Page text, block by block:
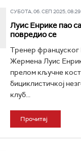
СУБОТА, 06. СЕП 2025, 08:29
Луис Енрике пао
повредио се
Тренер
Жермена Луис
прелом кључне
бициклистичкој
клуб...
Прочитај